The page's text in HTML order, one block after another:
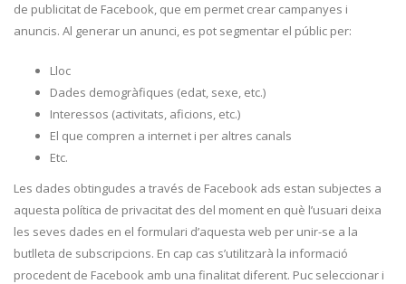
de publicitat de Facebook, que em permet crear campanyes i
anuncis. Al generar un anunci, es pot segmentar el públic per:
Lloc
Dades demogràfiques (edat, sexe, etc.)
Interessos (activitats, aficions, etc.)
El que compren a internet i per altres canals
Etc.
Les dades obtingudes a través de Facebook ads estan subjectes a
aquesta política de privacitat des del moment en què l’usuari deixa
les seves dades en el formulari d’aquesta web per unir-se a la
butlleta de subscripcions. En cap cas s’utilitzarà la informació
procedent de Facebook amb una finalitat diferent. Puc seleccionar i